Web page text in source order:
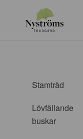
Stamträd
Lövfällande
buskar